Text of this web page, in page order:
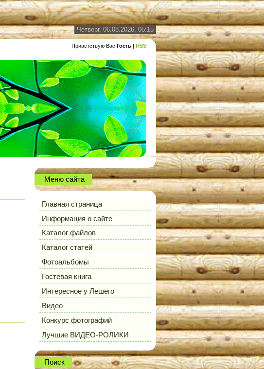
Четверг, 06.08.2026, 05:15
Приветствую Вас Гость | RSS
Меню сайта
Главная страница
Информация о сайте
Каталог файлов
Каталог статей
Фотоальбомы
Гостевая книга
Интересное у Лешего
Видео
Конкурс фотографий
Лучшие ВИДЕО-РОЛИКИ
Поиск